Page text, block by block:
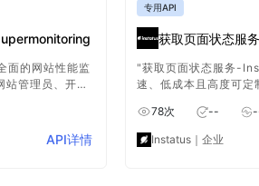
的网站性能监
站管理员、开发
安全性，快速
的稳定性和用户
API详情
专用API
获取页面状态服
"获取页面状态服务-
速、低成本且高度可定
务或产品的实时状态
费用，同时拥有现代化
能。
78次 --
Instatus ｜企业